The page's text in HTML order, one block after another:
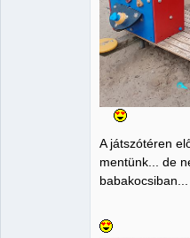
A játszótéren
mentünk... de
babakocsiban...